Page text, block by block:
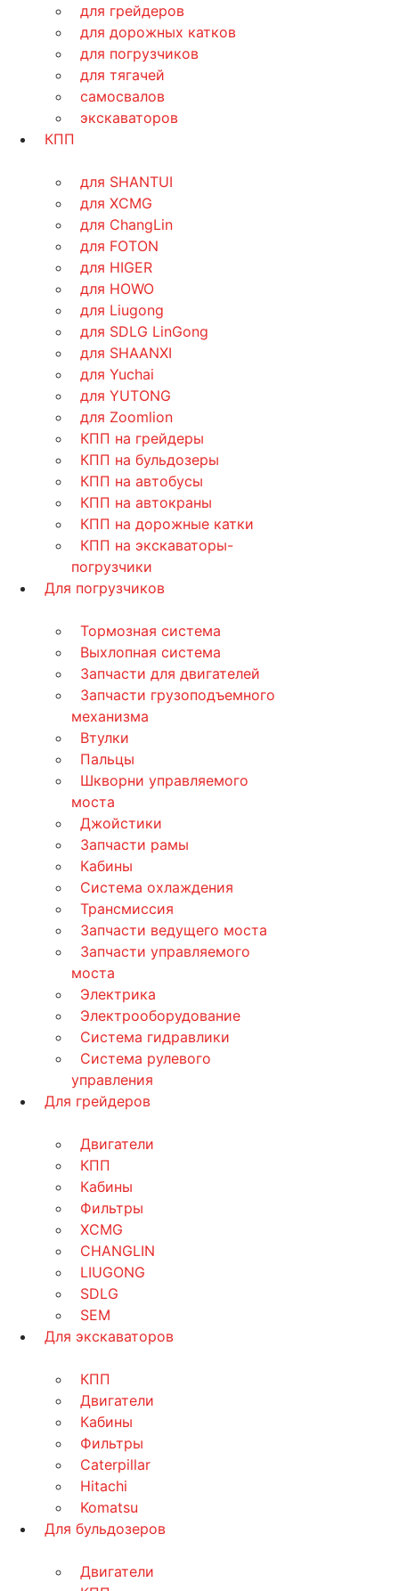
для грейдеров
для дорожных катков
для погрузчиков
для тягачей
самосвалов
экскаваторов
КПП
для SHANTUI
для XCMG
для ChangLin
для FOTON
для HIGER
для HOWO
для Liugong
для SDLG LinGong
для SHAANXI
для Yuchai
для YUTONG
для Zoomlion
КПП на грейдеры
КПП на бульдозеры
КПП на автобусы
КПП на автокраны
КПП на дорожные катки
КПП на экскаваторы-
погрузчики
Для погрузчиков
Тормозная система
Выхлопная система
Запчасти для двигателей
Запчасти грузоподъемного
механизма
Втулки
Пальцы
Шкворни управляемого
моста
Джойстики
Запчасти рамы
Кабины
Система охлаждения
Трансмиссия
Запчасти ведущего моста
Запчасти управляемого
моста
Электрика
Электрооборудование
Система гидравлики
Система рулевого
управления
Для грейдеров
Двигатели
КПП
Кабины
Фильтры
XCMG
CHANGLIN
LIUGONG
SDLG
SEM
Для экскаваторов
КПП
Двигатели
Кабины
Фильтры
Caterpillar
Hitachi
Komatsu
Для бульдозеров
Двигатели